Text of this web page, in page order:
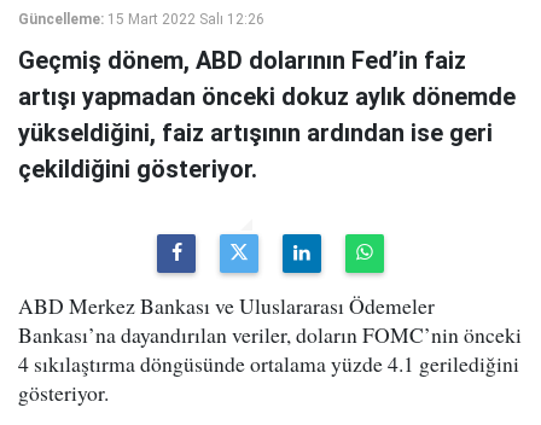
Güncelleme: 15 Mart 2022 Salı 12:26
Geçmiş dönem, ABD dolarının Fed’in faiz
artışı yapmadan önceki dokuz aylık dönemde
yükseldiğini, faiz artışının ardından ise geri
çekildiğini gösteriyor.
ABD Merkez Bankası ve Uluslararası Ödemeler
Bankası’na dayandırılan veriler, doların FOMC’nin önceki
4 sıkılaştırma döngüsünde ortalama yüzde 4.1 gerilediğini
gösteriyor.